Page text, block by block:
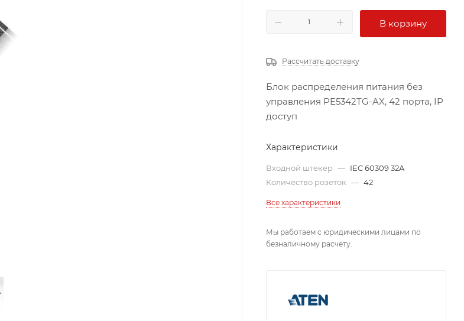
В корзину
Рассчитать доставку
Блок распределения питания без
управления PE5342TG-AX, 42 порта, IP
доступ
Характеристики
Входной штекер — IEC 60309 32A
Количество розеток — 42
Все характеристики
Мы работаем с юридическими лицами по
безналичному расчету.